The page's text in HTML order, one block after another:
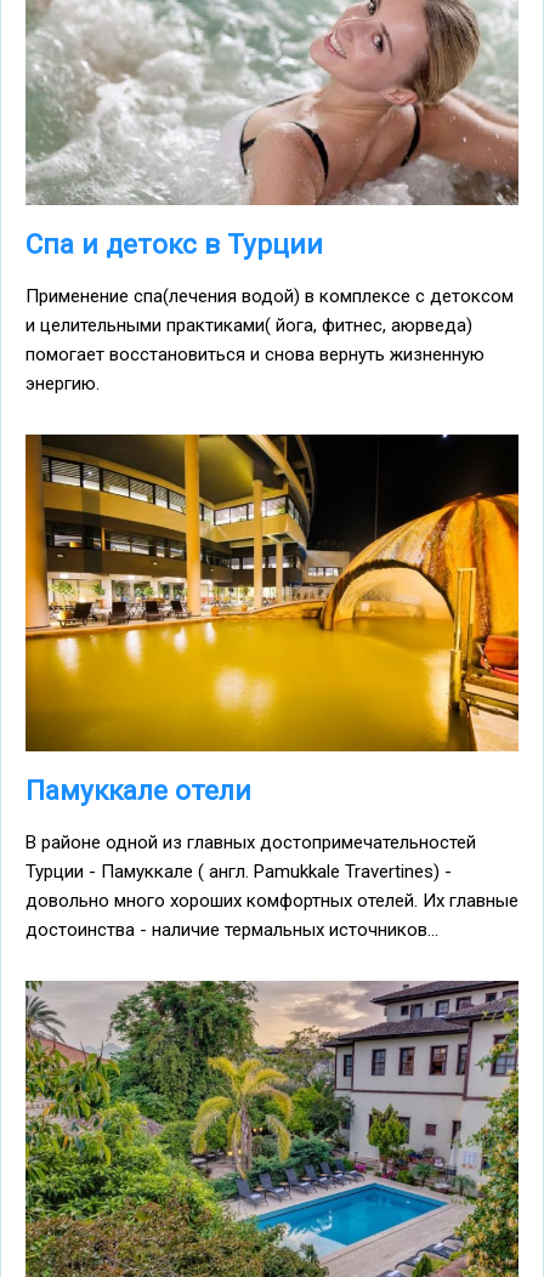
Спа и детокс в Турции
Применение спа(лечения водой) в комплексе с детоксом
и целительными практиками( йога, фитнес, аюрведа)
помогает восстановиться и снова вернуть жизненную
энергию.
Памуккале отели
В районе одной из главных достопримечательностей
Турции - Памуккале ( англ. Pamukkale Travertines) -
довольно много хороших комфортных отелей. Их главные
достоинства - наличие термальных источников...